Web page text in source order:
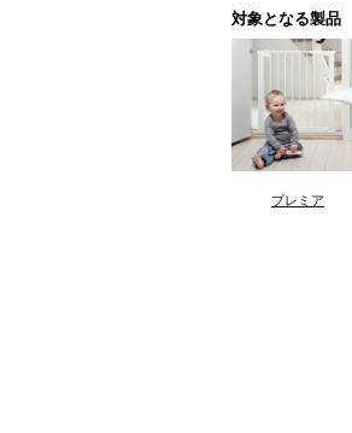
対象となる製品
プレミア